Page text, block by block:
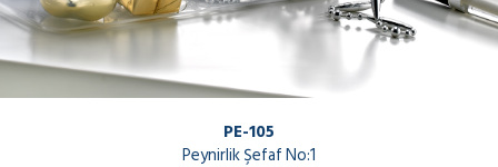
PE-105
Peynirlik Şefaf No:1